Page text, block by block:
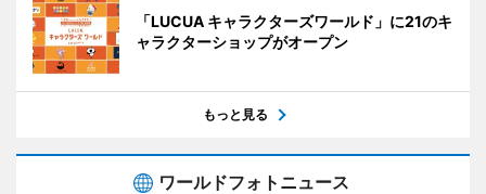
「LUCUA キャラクターズワールド」に21のキ
ャラクターショップがオープン
もっと見る
ワールドフォトニュース